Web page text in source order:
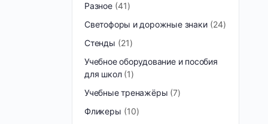
Разное 41
Светофоры и дорожные знаки
24
Стенды
21
Учебное оборудование и пособия
для школ 1
Учебные тренажёры 7
Фликеры
10